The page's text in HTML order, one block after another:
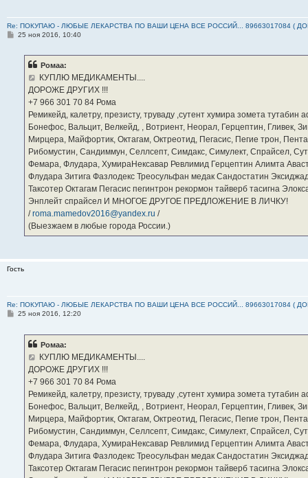
Re: ПОКУПАЮ - ЛЮБЫЕ ЛЕКАРСТВА ПО ВАШИ ЦЕНА ВСЕ РОССИЙ... 89663017084 (
С25 ноя 2016, 10:40
Ромаа:
КУПЛЮ МЕДИКАМЕНТЫ....
ДОРОЖЕ ДРУГИХ !!!
‪+7 966 301 70 84‬ Рома
Ремикейд, калетру, презисту, труваду ,сутент хумира зомета
Бонефос, Вальцит, Велкейд, , Вотриент, Неорал, Герцептин, Гливек,
Мирцера, Майфортик, Октагам, Октреотид, Пегасис, Пегие трон,
Рибомустин, Сандиммун, Селлсепт, Симдакс, Симулект, Спрайсел,
Фемара, Флудара, ХумираНексавар Ревлимид Герцептин Алимта
Флудара Зитига Фазлодекс Треосульфан медак Сандостатин
Таксотер Октагам Пегасис пегинтрон рекормон тайверб тасигна
Энплейт спрайсел И МНОГОЕ ДРУГОЕ ПРЕДЛОЖЕНИЕ В ЛИЧКУ!
/roma.mamedov2016@yandex.ru /
(Выезжаем в любые города России.)
Гость
Re: ПОКУПАЮ - ЛЮБЫЕ ЛЕКАРСТВА ПО ВАШИ ЦЕНА ВСЕ РОССИЙ... 89663017084 (
С25 ноя 2016, 12:20
Ромаа:
КУПЛЮ МЕДИКАМЕНТЫ....
ДОРОЖЕ ДРУГИХ !!!
‪+7 966 301 70 84‬ Рома
Ремикейд, калетру, презисту, труваду ,сутент хумира зомета
Бонефос, Вальцит, Велкейд, , Вотриент, Неорал, Герцептин, Гливек,
Мирцера, Майфортик, Октагам, Октреотид, Пегасис, Пегие трон,
Рибомустин, Сандиммун, Селлсепт, Симдакс, Симулект, Спрайсел,
Фемара, Флудара, ХумираНексавар Ревлимид Герцептин Алимта
Флудара Зитига Фазлодекс Треосульфан медак Сандостатин
Таксотер Октагам Пегасис пегинтрон рекормон тайверб тасигна